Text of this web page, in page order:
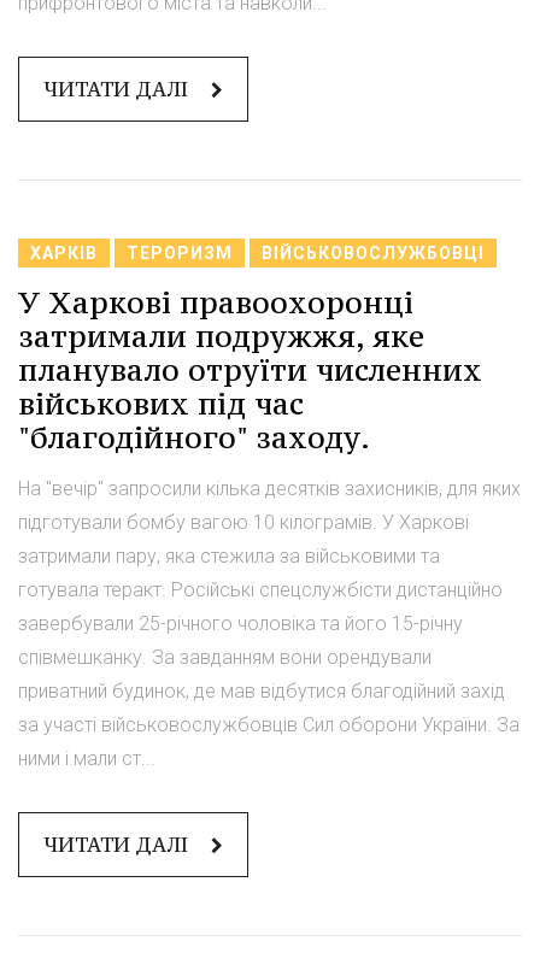
ЧИТАТИ ДАЛІ
ХАРКІВ ТЕРОРИЗМ ВІЙСЬКОВОСЛУЖБОВЦІ
У Харкові правоохоронці
затримали подружжя, яке
планувало отруїти численних
військових під час
"благодійного" заходу.
На "вечір" запросили кілька десятків захисників, для яких
підготували бомбу вагою 10 кілограмів. У Харкові
затримали пару, яка стежила за військовими та
готувала теракт. Російські спецслужбісти дистанційно
завербували 25-річного чоловіка та його 15-річну
співмешканку. За завданням вони орендували
приватний будинок, де мав відбутися благодійний захід
за участі військовослужбовців Сил оборони України. За
ними і мали ст...
ЧИТАТИ ДАЛІ